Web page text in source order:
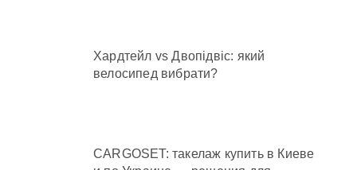
Хардтейл vs Двопідвіс: який
велосипед вибрати?
CARGOSET: такелаж купить в Киеве